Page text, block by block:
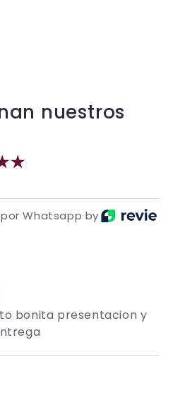
nuestros
Whatsapp by
bonita presentacion y